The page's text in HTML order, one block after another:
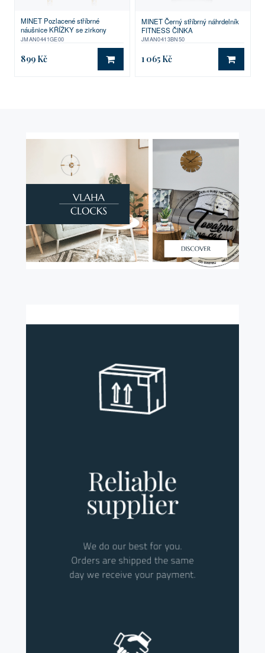
MINET Pozlacené stříbrné
náušnice KŘÍŽKY se zirkony
JMAN0441GE00
899 Kč DO KOŠÍKU
MINET Černý stříbrný náhrdelník
FITNESS ČINKA
JMAN0413BN50
1 065 Kč DO